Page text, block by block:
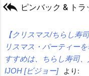
 ピンバック & ト
【クリスマス/ちらし寿
リスマス・パーティー
すすめは、ちらし寿司
IJOH [ビジョー]
より: